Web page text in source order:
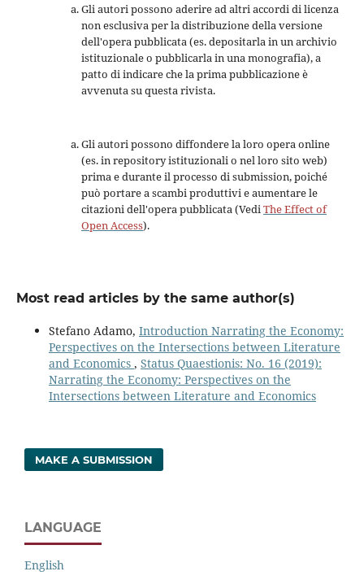
Gli autori possono aderire ad altri accordi di licenza
non esclusiva per la distribuzione della versione
dell'opera pubblicata (es. depositarla in un archivio
istituzionale o pubblicarla in una monografia), a
patto di indicare che la prima pubblicazione è
avvenuta su questa rivista.
Gli autori possono diffondere la loro opera online
(es. in repository istituzionali o nel loro sito web)
prima e durante il processo di submission, poiché
può portare a scambi produttivi e aumentare le
citazioni dell'opera pubblicata (VediThe Effect of
Open Access).
Most read articles by the same author(s)
Stefano Adamo, Introduction Narrating the Economy:
Perspectives on the Intersections between Literature
and Economics , Status Quaestionis: No. 16 (2019):
Narrating the Economy: Perspectives on the
Intersections between Literature and Economics
MAKE A SUBMISSION
LANGUAGE
English